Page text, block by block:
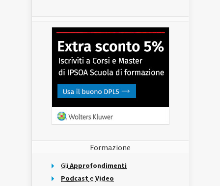
Formazione
Gli Approfondimenti
Podcast e Video